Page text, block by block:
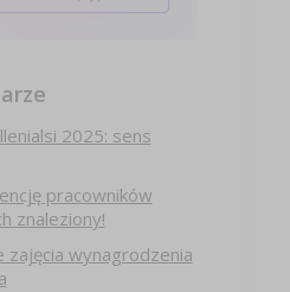
2025: sens
pracowników
znaleziony!
zajęcia wynagrodzenia